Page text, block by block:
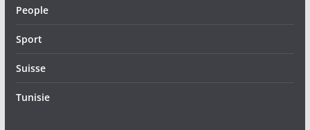
People
Sport
Suisse
Tunisie